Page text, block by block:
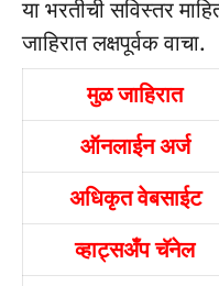
या भरतीची सविस्तर
जाहिरात लक्षपूर्वक वाचा.
मुळ जाहिरात
ऑनलाईन अर्ज
अधिकृत वेबसाईट
व्हाट्सअँप चॅनेल